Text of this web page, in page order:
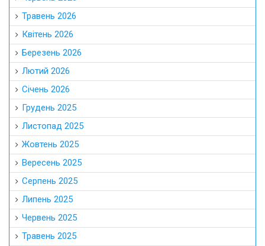
Травень 2026
Квітень 2026
Березень 2026
Лютий 2026
Січень 2026
Грудень 2025
Листопад 2025
Жовтень 2025
Вересень 2025
Серпень 2025
Липень 2025
Червень 2025
Травень 2025